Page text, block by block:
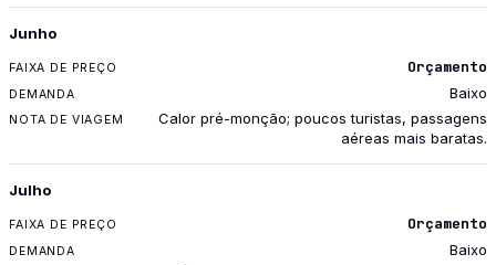
Junho
Orçamento
Baixo
Calor pré-monção; poucos turistas, passagens
aéreas mais baratas.
Julho
Orçamento
Baixo